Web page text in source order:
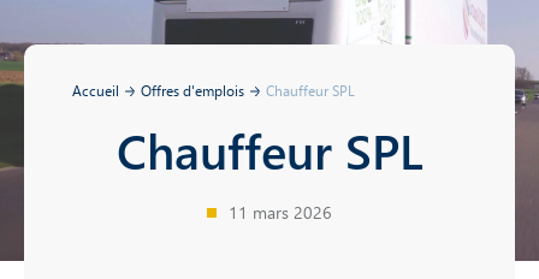
Accueil Offres d'emplois Chauffeur SPL
Chauffeur SPL
11 mars 2026